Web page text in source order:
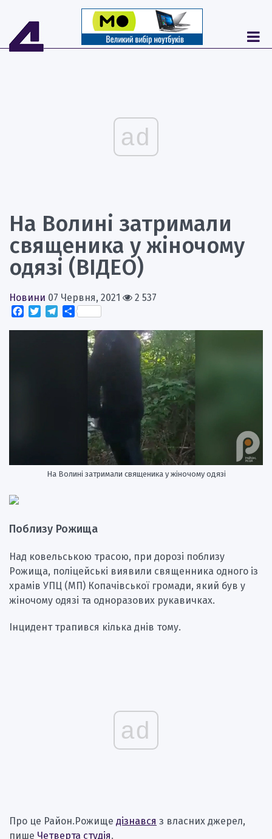
ad
На Волині затримали
священика у жіночому
одязі (ВІДЕО)
Новини 07 Червня, 2021
2 537
Facebook
TwitterTelegram
Поділитися
На Волині затримали священика у жіночому одязі
Поблизу Рожища
Над ковельською трасою, при дорозі поблизу
Рожища, поліцейські виявили священника одного із
храмів УПЦ (МП) Копачівської громади, який був у
жіночому одязі та одноразових рукавичках.
Інцидент трапився кілька днів тому.
ad
Про це Район.Рожище дізнався з власних джерел,
пише Четверта студія.